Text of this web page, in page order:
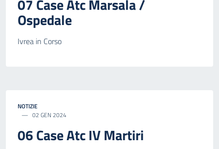
07 Case Atc Marsala /
Ospedale
Ivrea in Corso
NOTIZIE
02 GEN 2024
06 Case Atc IV Martiri